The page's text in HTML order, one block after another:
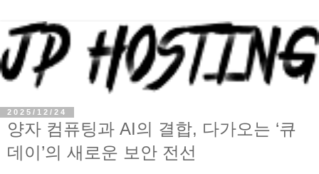
2025/12/24
양자 컴퓨팅과 AI의 결합, 다가오는 ‘큐
데이’의 새로운 보안 전선